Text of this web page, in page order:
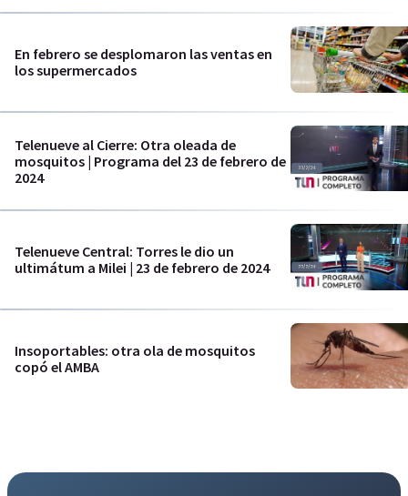
En febrero se desplomaron las ventas en
los supermercados
Telenueve al Cierre: Otra oleada de
mosquitos | Programa del 23 de febrero de
2024
Telenueve Central: Torres le dio un
ultimátum a Milei | 23 de febrero de 2024
Insoportables: otra ola de mosquitos
copó el AMBA